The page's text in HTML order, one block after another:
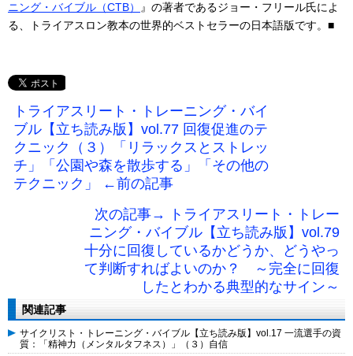
ニング・バイブル（CTB）
』の著者であるジョー・フリール氏によ
る、トライアスロン教本の世界的ベストセラーの日本語版です。■
トライアスリート・トレーニング・バイ
ブル【立ち読み版】vol.77 回復促進のテ
クニック（３）「リラックスとストレッ
チ」「公園や森を散歩する」「その他の
テクニック」 ←前の記事
次の記事→ トライアスリート・トレー
ニング・バイブル【立ち読み版】vol.79
十分に回復しているかどうか、どうやっ
て判断すればよいのか？ ～完全に回復
したとわかる典型的なサイン～
関連記事
サイクリスト・トレーニング・バイブル【立ち読み版】vol.17 一流選手の資
質：「精神力（メンタルタフネス）」（３）自信